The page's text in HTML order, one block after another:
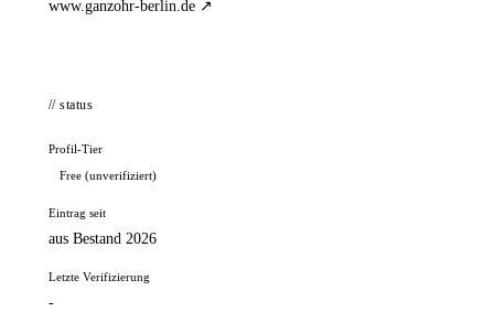
www.ganzohr-berlin.de ↗
// status
Profil-Tier
Free (unverifiziert)
Eintrag seit
aus Bestand 2026
Letzte Verifizierung
-